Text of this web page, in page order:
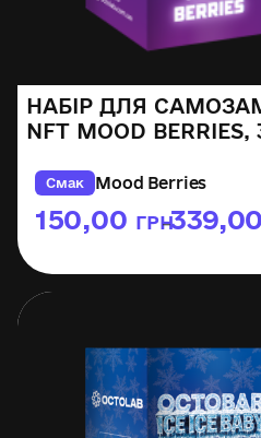
НАБІР ДЛЯ
NFT MOOD BERRIES,
Смак Mood Berries
150,00 ГРН
–339,00